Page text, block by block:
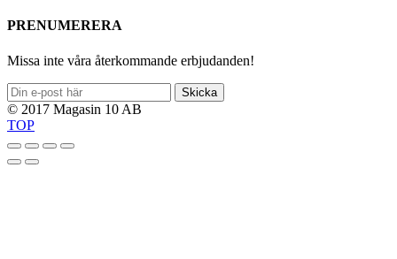
PRENUMERERA
Missa inte våra återkommande erbjudanden!
Skicka
© 2017 Magasin 10 AB
TOP